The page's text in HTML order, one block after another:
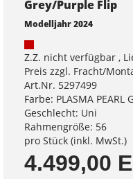
Grey/Purple Flip
Modelljahr 2024
Z.Z. nicht verfügbar ,
Preis zzgl. Fracht/
Art.Nr. 5297499
Farbe: PLASMA PEARL
Geschlecht: Uni
Rahmengröße: 56
pro Stück (inkl. MwSt.)
4.499,00